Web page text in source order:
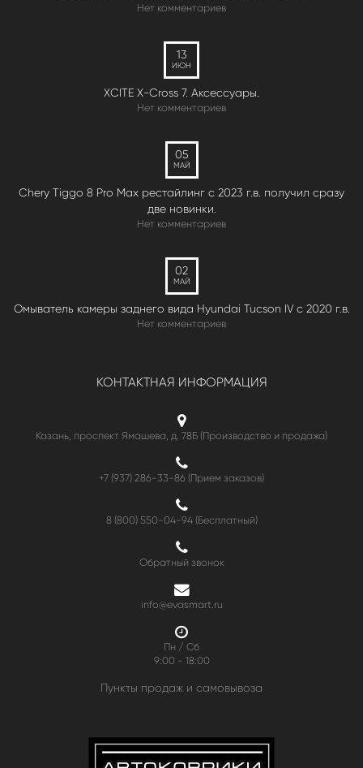
Нет комментариев
13
ИЮН
XCITE X-Cross 7. Аксессуары.
Нет комментариев
05
МАЙ
Chery Tiggo 8 Pro Max рестайлинг с 2023 г.в. получил сразу
две новинки.
Нет комментариев
02
МАЙ
Омыватель камеры заднего вида Hyundai Tucson IV c 2020 г.в.
Нет комментариев
КОНТАКТНАЯ ИНФОРМАЦИЯ
Казань, проспект Ямашева, д. 78Б (Производство и продажа)
+7 (937) 286-33-86 (Прием заказов)
8 (800) 550-04-94(Бесплатный)
Обратный звонок
info@evasmart.ru
Пн / Сб
9:00 - 18:00
Пункты продаж и самовывоза